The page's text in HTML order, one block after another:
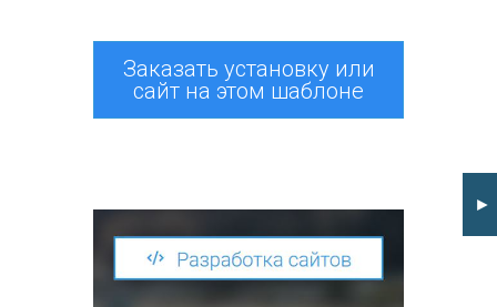
Заказать установку или
сайт на этом шаблоне
►